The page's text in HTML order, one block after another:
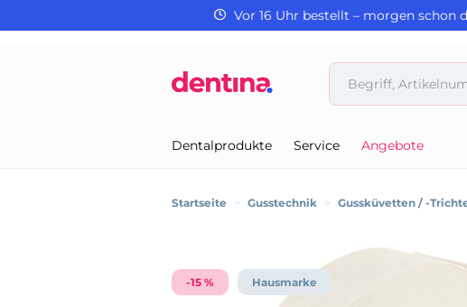
Vor 16 Uhr bestellt – morgen schon
Dentalprodukte Service Angebote
Startseite > Gusstechnik > Gussküvetten / -
-15 % Hausmarke